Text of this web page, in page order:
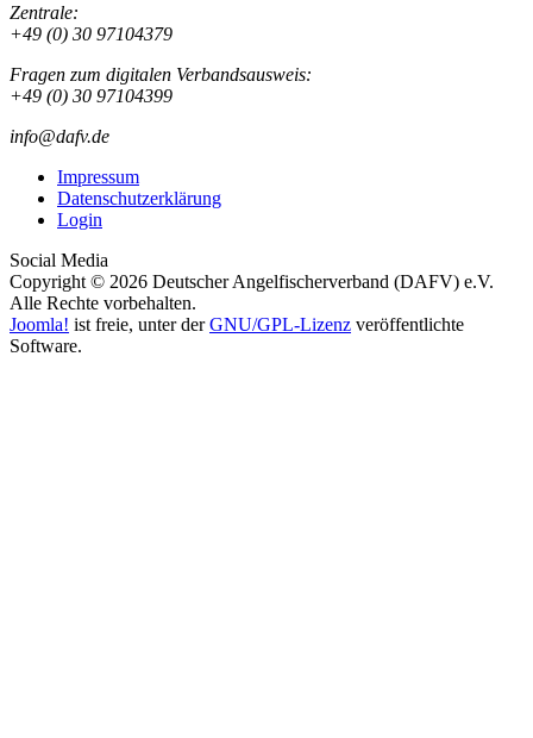
Zentrale:
+49 (0) 30 97104379
Fragen zum digitalen Verbandsausweis:
+49 (0) 30 97104399
info@dafv.de
Impressum
Datenschutzerklärung
Login
Social Media
Copyright © 2026 Deutscher Angelfischerverband (DAFV) e.V.
Alle Rechte vorbehalten.
Joomla! ist freie, unter derGNU/GPL-Lizenz veröffentlichte
Software.